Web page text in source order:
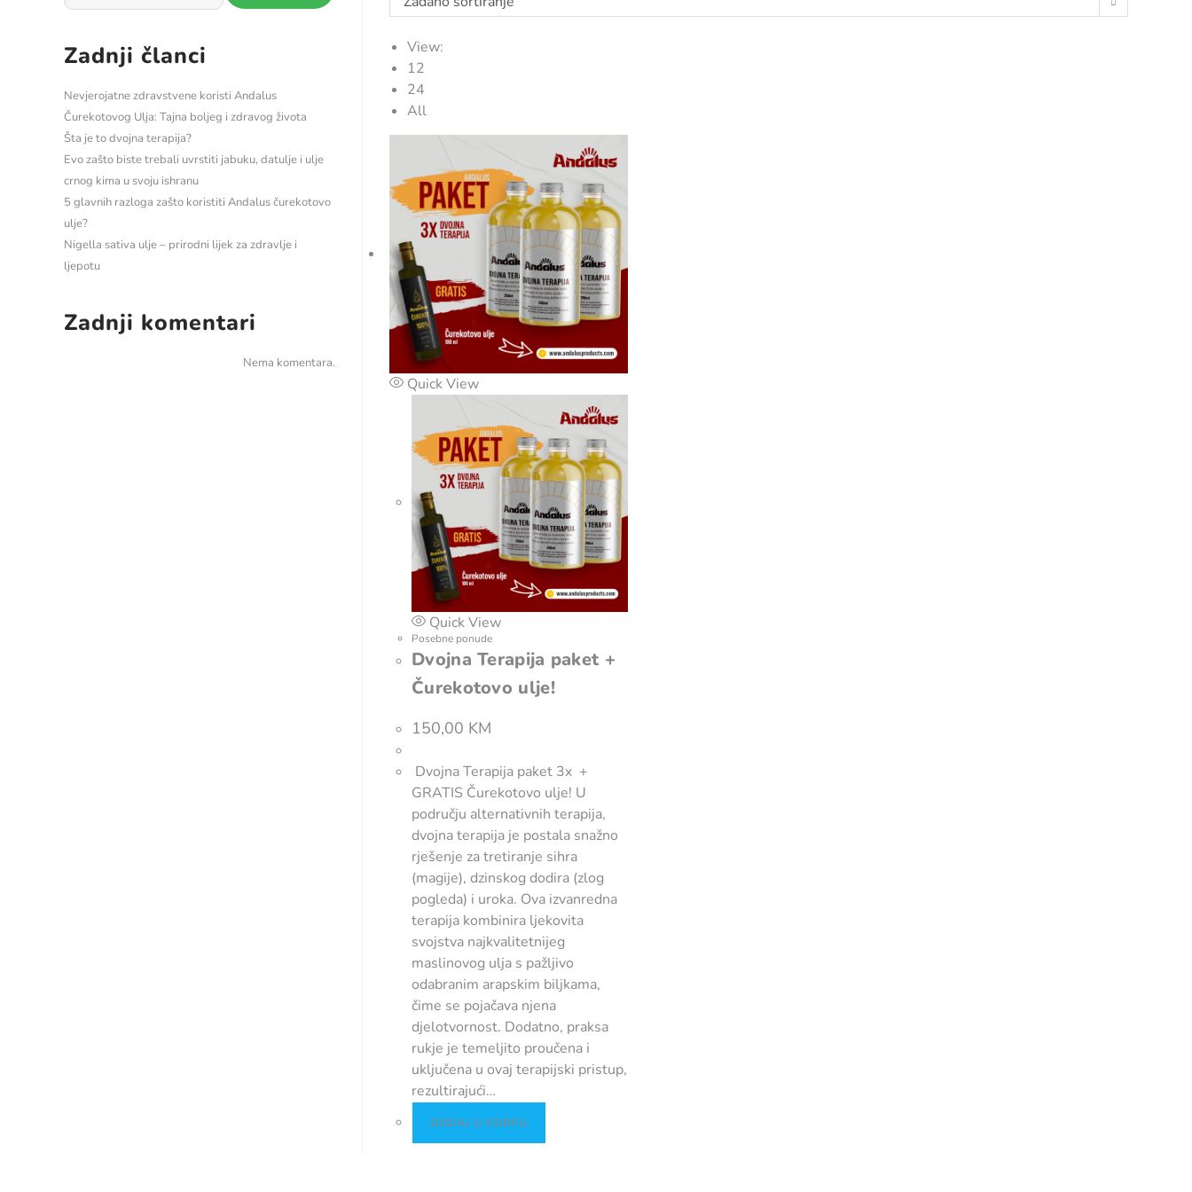
View:
12
24
All
Quick View
Quick View
Posebne ponude
Dvojna Terapija paket +
Čurekotovo ulje!
150,00 KM
Dvojna Terapija paket 3x +
GRATIS Čurekotovo ulje! U
području alternativnih terapija,
dvojna terapija je postala snažno
rješenje za tretiranje sihra
(magije), dzinskog dodira (zlog
pogleda) i uroka. Ova izvanredna
terapija kombinira ljekovita
svojstva najkvalitetnijeg
maslinovog ulja s pažljivo
odabranim arapskim biljkama,
čime se pojačava njena
djelotvornost. Dodatno, praksa
rukje je temeljito proučena i
uključena u ovaj terapijski pristup,
rezultirajući…
DODAJ U KORPU
Zadnji članci
Nevjerojatne zdravstvene koristi Andalus
Čurekotovog Ulja: Tajna boljeg i zdravog života
Šta je to dvojna terapija?
Evo zašto biste trebali uvrstiti jabuku, datulje i ulje
crnog kima u svoju ishranu
5 glavnih razloga zašto koristiti Andalus čurekotovo
ulje?
Nigella sativa ulje – prirodni lijek za zdravlje i
ljepotu
Zadnji komentari
Nema komentara.